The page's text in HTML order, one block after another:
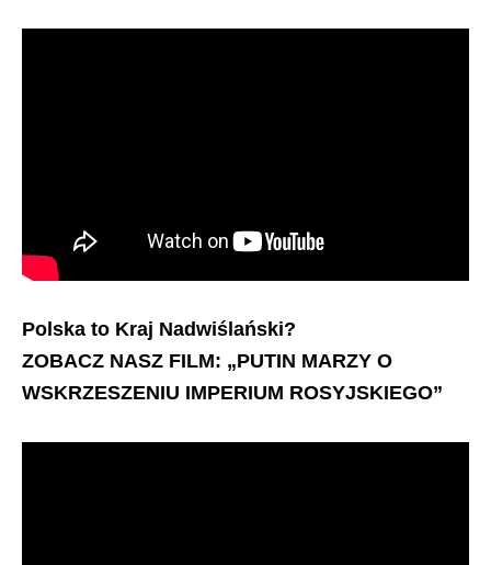
Polska to Kraj Nadwiślański?
ZOBACZ NASZ FILM: „PUTIN MARZY O
WSKRZESZENIU IMPERIUM ROSYJSKIEGO”